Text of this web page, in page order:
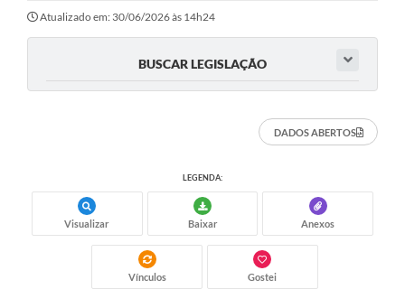
Atualizado em: 30/06/2026 às 14h24
BUSCAR LEGISLAÇÃO
DADOS ABERTOS
LEGENDA:
Visualizar Baixar Anexos
Vínculos Gostei